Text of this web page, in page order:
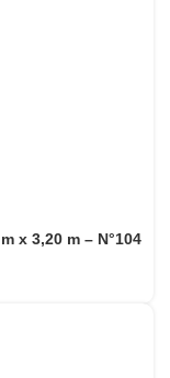
x 3,20 m – N°104